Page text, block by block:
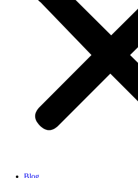
Blog